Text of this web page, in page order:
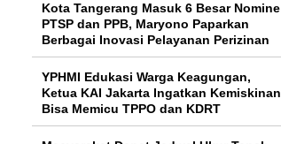
Kota Tangerang Masuk 6 Besar Nomine
PTSP dan PPB, Maryono Paparkan
Berbagai Inovasi Pelayanan Perizinan
YPHMI Edukasi Warga Keagungan,
Ketua KAI Jakarta Ingatkan Kemiskinan
Bisa Memicu TPPO dan KDRT